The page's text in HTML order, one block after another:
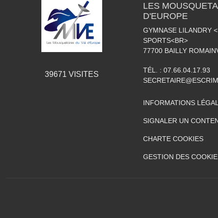
39671 VISITES
LES
D'EUROPE
GYMNASE LILANDRY
SPORTS<BR>
77700 BAILLY
TÉL. : 07.66.04.17.93
INFORMATIONS
SIGNALER UN
CHARTE COOKIES
GESTION DES